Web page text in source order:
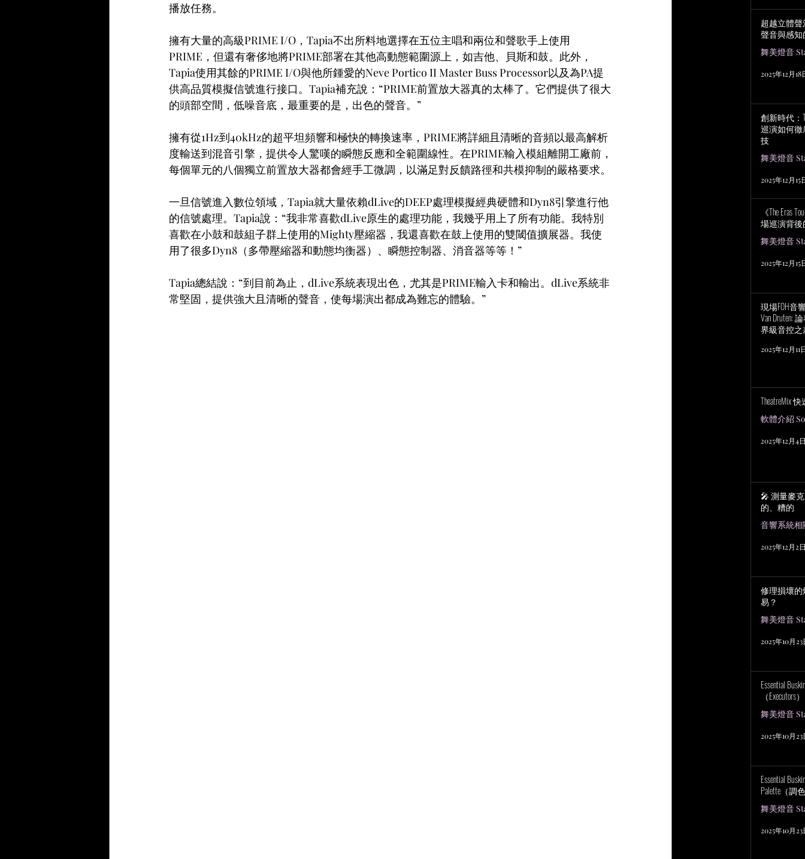
播放任務。
擁有大量的高級PRIME I/O，Tapia不出所料地選擇在五位主唱和兩位和聲歌手上使用
PRIME，但還有奢侈地將PRIME部署在其他高動態範圍源上，如吉他、貝斯和鼓。此外，
Tapia使用其餘的PRIME I/O與他所鍾愛的Neve Portico II Master Buss Processor以及為PA提
供高品質模擬信號進行接口。Tapia補充說：“PRIME前置放大器真的太棒了。它們提供了很大
的頭部空間，低噪音底，最重要的是，出色的聲音。”
擁有從1Hz到40kHz的超平坦頻響和極快的轉換速率，PRIME將詳細且清晰的音頻以最高解析
度輸送到混音引擎，提供令人驚嘆的瞬態反應和全範圍線性。在PRIME輸入模組離開工廠前，
每個單元的八個獨立前置放大器都會經手工微調，以滿足對反饋路徑和共模抑制的嚴格要求。
一旦信號進入數位領域，Tapia就大量依賴dLive的DEEP處理模擬經典硬體和Dyn8引擎進行他
的信號處理。Tapia說：“我非常喜歡dLive原生的處理功能，我幾乎用上了所有功能。我特別
喜歡在小鼓和鼓組子群上使用的Mighty壓縮器，我還喜歡在鼓上使用的雙閾值擴展器。我使
用了很多Dyn8（多帶壓縮器和動態均衡器）、瞬態控制器、消音器等等！”
Tapia總結說：“到目前為止，dLive系統表現出色，尤其是PRIME輸入卡和輸出。dLive系統非
常堅固，提供強大且清晰的聲音，使每場演出都成為難忘的體驗。”
超越立體
聲音與感
舞美燈音
2025年12月18
創新時代：
巡演如何
技
舞美燈音
2025年12月15
《The Eras
場巡演背
舞美燈音
2025年12月15
現場FOH音
Van Druten:
界級音控之
2025年12月11
TheatreMix
軟體介紹
2025年12月4
🎤 測量麥
的、糟的
2025年12月2
修理損壞
易？
舞美燈音
2025年10月23
Essential
（Executors）
舞美燈音
2025年10月23
Essential
Palette（調
舞美燈音
2025年10月23